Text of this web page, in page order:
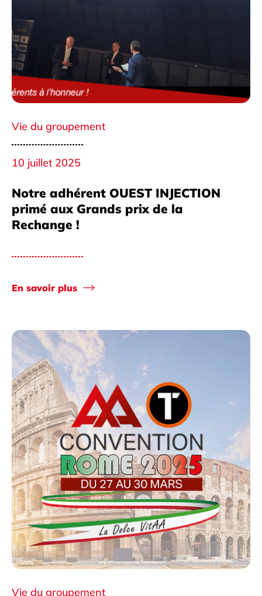
Vie du groupement
10 juillet 2025
Notre adhérent OUEST INJECTION
primé aux Grands prix de la
Rechange !
En savoir plus
Vie du groupement